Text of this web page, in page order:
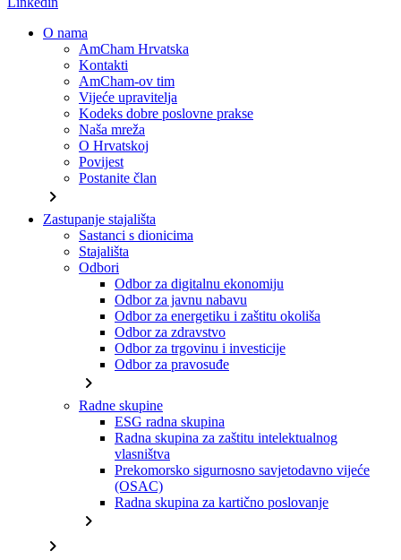
O nama
AmCham Hrvatska
Kontakti
AmCham-ov tim
Vijeće upravitelja
Kodeks dobre poslovne prakse
Naša mreža
O Hrvatskoj
Povijest
Postanite član
chevron_right
Zastupanje stajališta
Sastanci s dionicima
Stajališta
Odbori
Odbor za digitalnu ekonomiju
Odbor za javnu nabavu
Odbor za energetiku i zaštitu okoliša
Odbor za zdravstvo
Odbor za trgovinu i investicije
Odbor za pravosuđe
chevron_right
Radne skupine
ESG radna skupina
Radna skupina za zaštitu intelektualnog
vlasništva
Prekomorsko sigurnosno savjetodavno vijeće
(OSAC)
Radna skupina za kartično poslovanje
chevron_right
chevron_right